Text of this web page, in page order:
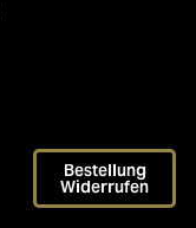
Bestellung
Widerrufen